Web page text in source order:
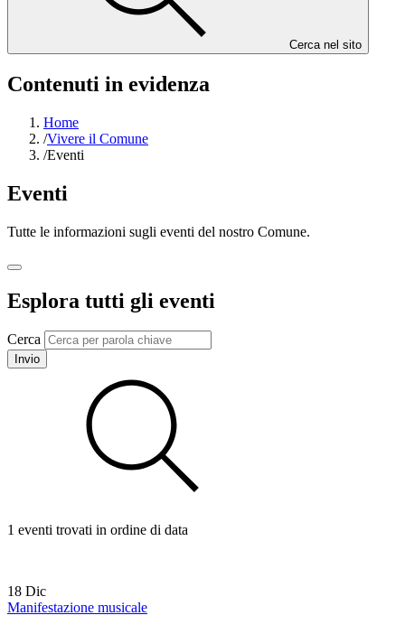
Cerca nel sito
Contenuti in evidenza
Home
/Vivere il Comune
/Eventi
Eventi
Tutte le informazioni sugli eventi del nostro Comune.
Esplora tutti gli eventi
Cerca
Invio
1 eventi trovati in ordine di data
18 Dic
Manifestazione musicale